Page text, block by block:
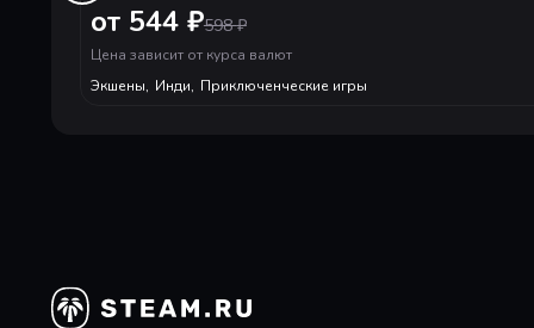
повышения характеристик, без которых не
Эпические битвы с боссами Между вами и
их напором и одержите победу.
Откройте тайны Квстодии Мир полон
от 544 ₽598 ₽
Цена зависит от курса валют
Экшены, Инди, Приключенческие игры